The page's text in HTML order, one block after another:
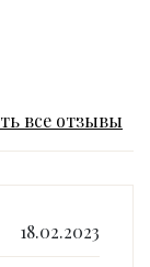
все отзывы
18.02.2023